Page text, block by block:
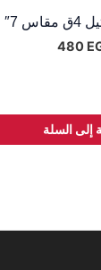
7″
480
إلى السلة